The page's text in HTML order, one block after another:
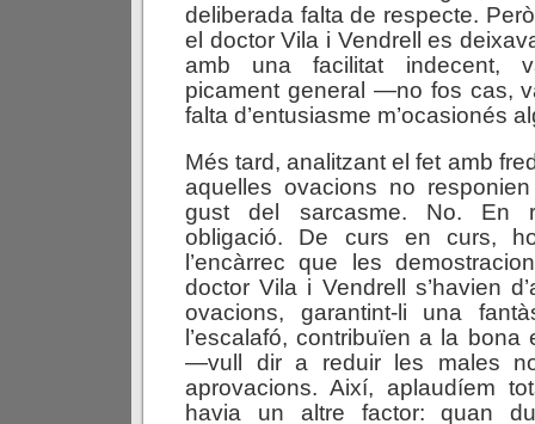
deliberada falta de respecte.
el doctor Vila i Vendrell es
amb una facilitat indecent,
picament general —no fos cas,
falta d’entusiasme m’ocasionés
Més tard, analitzant el fet amb
aquelles ovacions no
gust del sarcasme. No. En
obligació. De curs en curs,
l’encàrrec que les
doctor Vila i Vendrell s’havien
ovacions, garantint-li una
l’escalafó, contribuïen a la
—vull dir a reduir les males
aprovacions. Així, aplaudíem
havia un altre factor: quan